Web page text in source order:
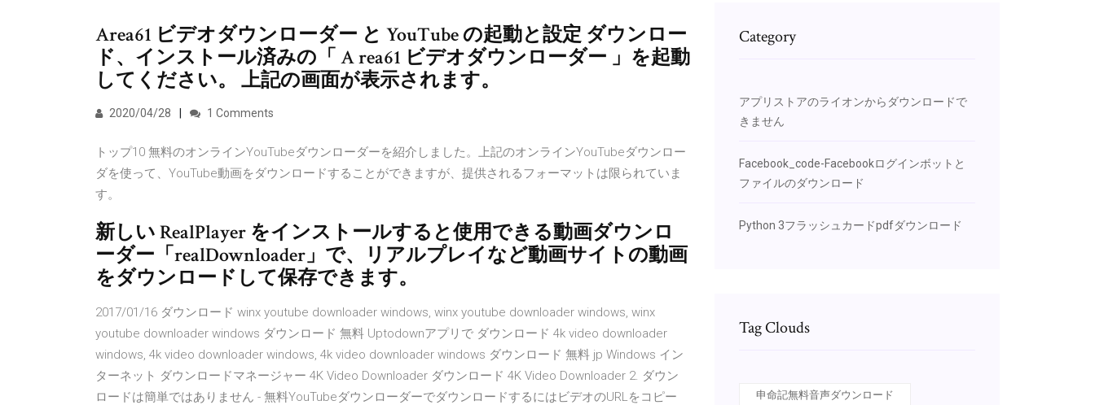
Area61 ビデオダウンローダー と YouTube の起動と設定 ダウンロー
ド、インストール済みの「 A rea61 ビデオダウンローダー 」を起動
してください。 上記の画面が表示されます。
2020/04/28 1 Comments
トップ10 無料のオンラインYouTubeダウンローダーを紹介しました。上記のオンラインYouTubeダウンロー
ダを使って、YouTube動画をダウンロードすることができますが、提供されるフォーマットは限られていま
す。
新しい RealPlayer をインストールすると使用できる動画ダウンロ
ーダー「realDownloader」で、リアルプレイなど動画サイトの動画
をダウンロードして保存できます。
2017/01/16 ダウンロード winx youtube downloader windows, winx youtube downloader windows, winx
youtube downloader windows ダウンロード 無料 Uptodownアプリで ダウンロード 4k video downloader
windows, 4k video downloader windows, 4k video downloader windows ダウンロード 無料 jp Windows イン
ターネット ダウンロードマネージャー 4K Video Downloader ダウンロード 4K Video Downloader 2. ダウン
ロードは簡単ではありません - 無料YouTubeダウンローダーでダウンロードするにはビデオのURLをコピー
Category
アプリストアのライオンからダウンロードで
きません
Facebook_code-Facebookログインボットと
ファイルのダウンロード
Python 3フラッシュカードpdfダウンロード
Tag Clouds
申命記無料音声ダウンロード